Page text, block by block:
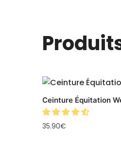
Ceinture Équitation
35.90€